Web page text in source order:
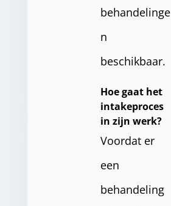
behandelinge
n
beschikbaar.
Hoe gaat het
intakeproces
in zijn werk?
Voordat er
een
behandeling